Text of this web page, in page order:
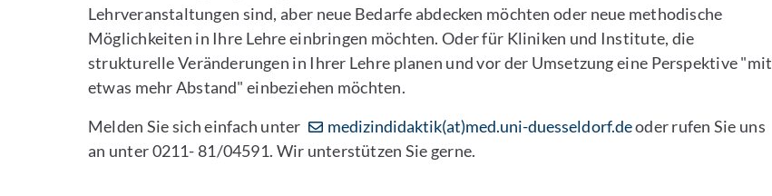
Lehrveranstaltungen sind, aber neue Bedarfe abdecken möchten oder neue methodische
Möglichkeiten in Ihre Lehre einbringen möchten. Oder für Kliniken und Institute, die
strukturelle Veränderungen in Ihrer Lehre planen und vor der Umsetzung eine Perspektive "mit
etwas mehr Abstand" einbeziehen möchten.
Melden Sie sich einfach unter
medizindidaktik(at)med.uni-duesseldorf.deoder rufen Sie uns
an unter 0211- 81/04591. Wir unterstützen Sie gerne.